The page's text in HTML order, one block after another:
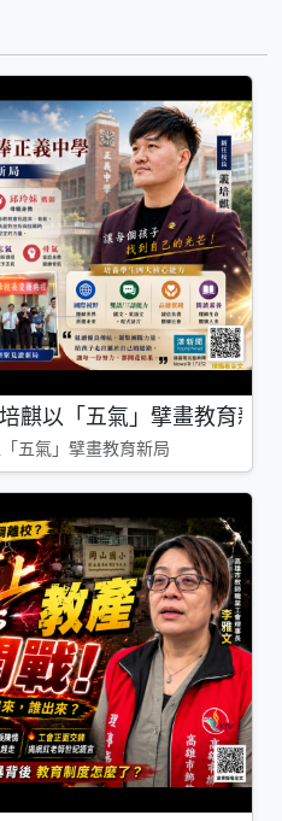
麒以「五氣」擘畫教育新局
五氣」擘畫教育新局